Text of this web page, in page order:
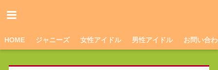
HOME ジャニーズ 女性アイドル 男性アイドル お問い合